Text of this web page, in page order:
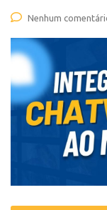
Nenhum